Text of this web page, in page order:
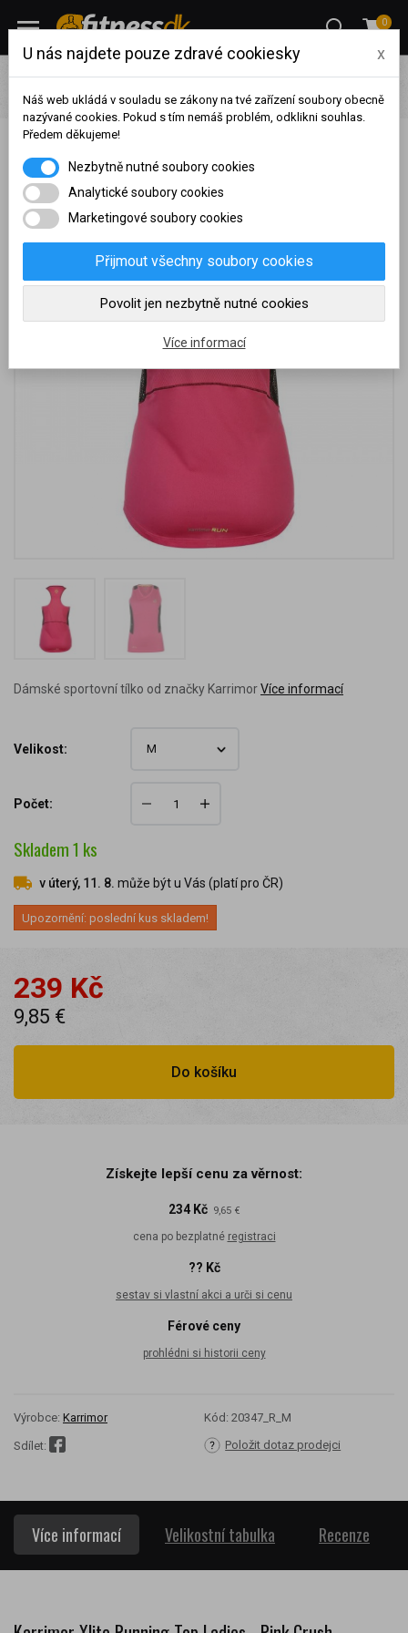
0
Výprodej Oblečení
Karrimor Xlite Ladies Running Vest -
Pink Crush
Karrimor Xlite Ladies Running Vest - Pink Crush
Dámské sportovní tílko od značky KarrimorVíce informací
Velikost:
Počet:
Skladem1 ks
v úterý, 11. 8. může být u Vás (platí pro ČR)
Upozornění: poslední kus skladem!
239 Kč
9,85 €
Do košíku
Získejte lepší cenu za věrnost:
234 Kč 9,65 €
cena po bezplatné registraci
?? Kč
sestav si vlastní akci a urči si cenu
Férové ceny
prohlédni si historii ceny
Výrobce: Karrimor Kód: 20347_R_M
Sdílet: Položit dotaz prodejci
Více informací Velikostní tabulka Recenze
dosaženého obratu za
sledované období, byl váš
účet přeřazen do jiné
skupiny:
U nás najdete pouze zdravé cookiesky x
Náš web ukládá v souladu se zákony na tvé zařízení soubory obecně
nazývané cookies. Pokud s tím nemáš problém, odklikni souhlas.
Předem děkujeme!
Nezbytně nutné soubory cookies
Analytické soubory cookies
Marketingové soubory cookies
Přijmout všechny soubory cookies
Povolit jen nezbytně nutné cookies
Více informací